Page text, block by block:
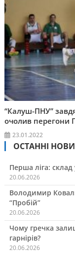
“Калуш-ПНУ”
очолив перегони
23.01.2022
ОСТАННІ
Перша ліга: склад
20.06.2026
Володимир
“Пробій”
20.06.2026
Чому гречка
гарнірів?
20.06.2026